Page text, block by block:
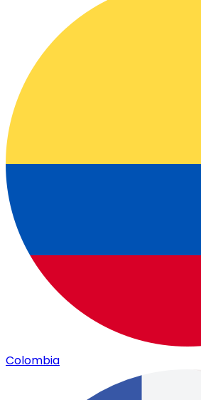
Colombia